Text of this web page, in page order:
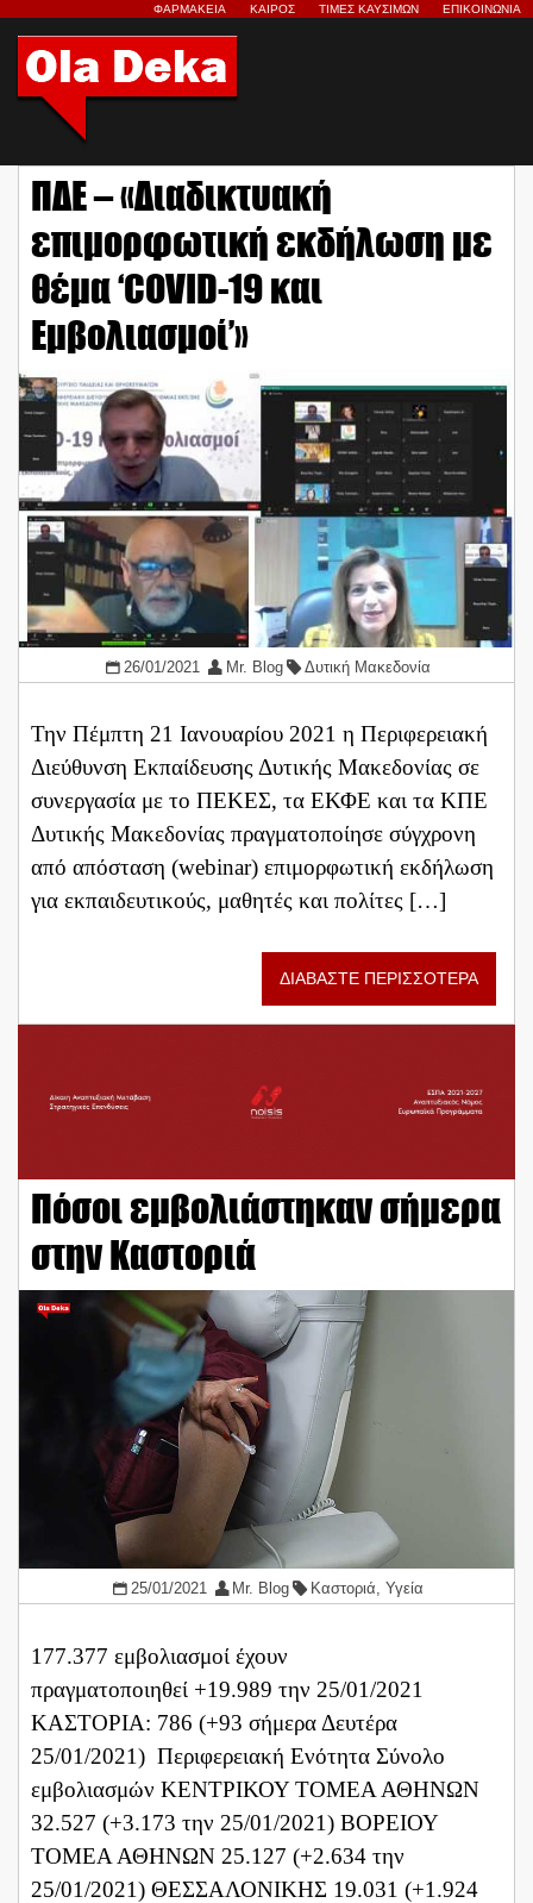
ΦΑΡΜΑΚΕΙΑ ΚΑΙΡΟΣ ΤΙΜΕΣ ΚΑΥΣΙΜΩΝ ΕΠΙΚΟΙΝΩΝΙΑ
ΠΔΕ – «Διαδικτυακή
επιμορφωτική εκδήλωση με
θέμα ‘COVID-19 και
Εμβολιασμοί’»
26/01/2021 Mr. Blog Δυτική Μακεδονία
Την Πέμπτη 21 Ιανουαρίου 2021 η Περιφερειακή
Διεύθυνση Εκπαίδευσης Δυτικής Μακεδονίας σε
συνεργασία με το ΠΕΚΕΣ, τα ΕΚΦΕ και τα ΚΠΕ
Δυτικής Μακεδονίας πραγματοποίησε σύγχρονη
από απόσταση (webinar) επιμορφωτική εκδήλωση
για εκπαιδευτικούς, μαθητές και πολίτες […]
ΔΙΑΒΑΣΤΕ ΠΕΡΙΣΣΟΤΕΡΑ
Πόσοι εμβολιάστηκαν σήμερα
στην Καστοριά
25/01/2021 Mr. Blog Καστοριά,Υγεία
177.377 εμβολιασμοί έχουν
πραγματοποιηθεί +19.989 την 25/01/2021
ΚΑΣΤΟΡΙΑ: 786 (+93 σήμερα Δευτέρα
25/01/2021) Περιφερειακή Ενότητα Σύνολο
εμβολιασμών ΚΕΝΤΡΙΚΟΥ ΤΟΜΕΑ ΑΘΗΝΩΝ
32.527 (+3.173 την 25/01/2021) ΒΟΡΕΙΟΥ
ΤΟΜΕΑ ΑΘΗΝΩΝ 25.127 (+2.634 την
25/01/2021) ΘΕΣΣΑΛΟΝΙΚΗΣ 19.031 (+1.924